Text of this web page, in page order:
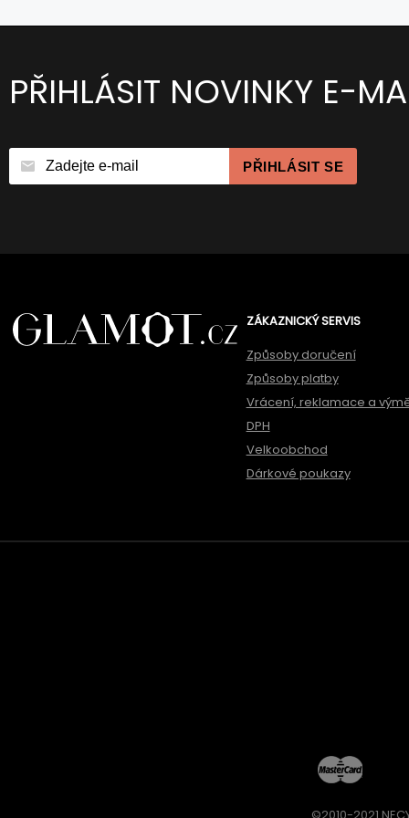
PŘIHLÁSIT NOVINKY E-
PŘIHLÁSIT SE
ZÁKAZNICKÝ SERVIS
Způsoby doručení
Způsoby platby
Vrácení, reklamace a
DPH
Velkoobchod
Dárkové poukazy